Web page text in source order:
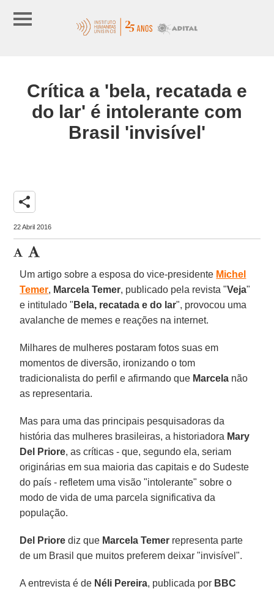
Crítica a 'bela, recatada e
do lar' é intolerante com
Brasil 'invisível'
share
22 Abril 2016
Um artigo sobre a esposa do vice-presidente Michel
Temer, Marcela Temer, publicado pela revista "Veja"
e intitulado " Bela, recatada e do lar", provocou uma
avalanche de memes e reações na internet.
Milhares de mulheres postaram fotos suas em
momentos de diversão, ironizando o tom
tradicionalista do perfil e afirmando que Marcela não
as representaria.
Mas para uma das principais pesquisadoras da
história das mulheres brasileiras, a historiadora Mary
Del Priore, as críticas - que, segundo ela, seriam
originárias em sua maioria das capitais e do Sudeste
do país - refletem uma visão "intolerante" sobre o
modo de vida de uma parcela significativa da
população.
Del Priore diz que Marcela Temer representa parte
de um Brasil que muitos preferem deixar "invisível".
A entrevista é de Néli Pereira, publicada por BBC